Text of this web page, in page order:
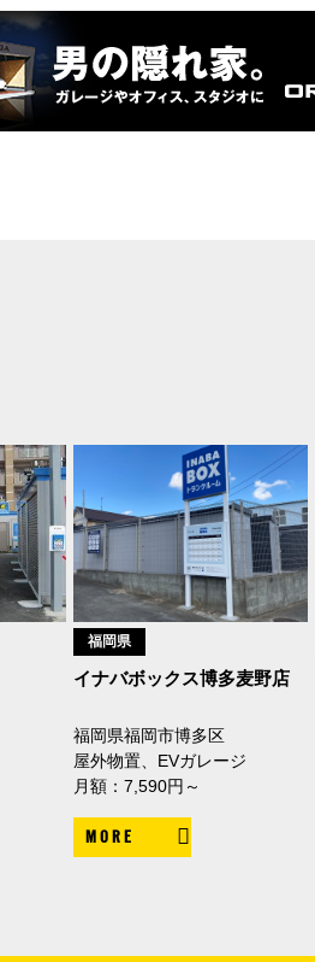
福岡県
イナバボックス博多麦野店
福岡県福岡市博多区
屋外物置、EVガレージ
月額：7,590円～
MORE